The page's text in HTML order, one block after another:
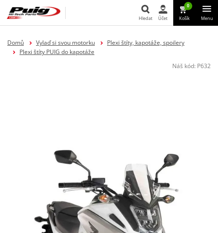
Hledat
Hledat Účet
0
Košík Menu
Domů Vylaď si svou motorku
Plexi štíty, kapotáže, spoilery
Plexi štíty PUIG do kapotáže
Náš kód: P632